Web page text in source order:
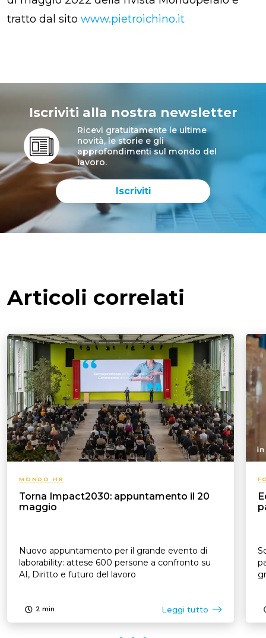
tratto dal sito www.pietroichino.it
Iscriviti alla nostra newsletter
Ricevi gratuitamente le ultime
novità, le storie e gli
approfondimenti sul mondo del
lavoro.
Iscriviti
Articoli correlati
MONDO HR
Torna Impact2030: appuntamento il 20
maggio
Nuovo appuntamento per il grande evento di
laborability: attese 600 persone a confronto su
AI, Diritto e futuro del lavoro
2 min Leggi tutto